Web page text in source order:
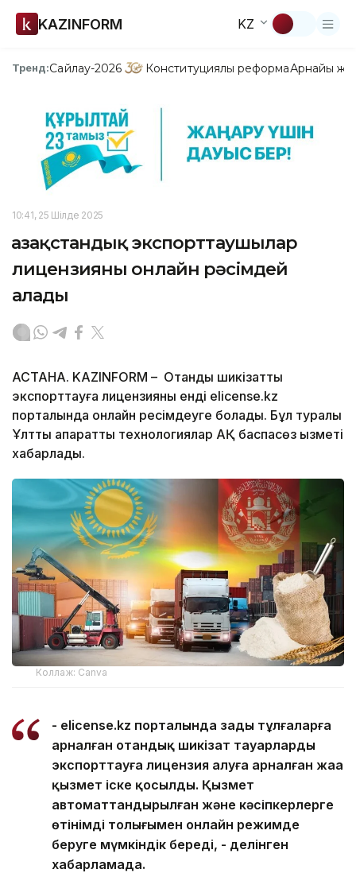
KAZINFORM KZ
Тренд:Сайлау-2026 Конституциялық реформаАрнайы
10:41, 25 Шілде 2025
Қазақстандық экспорттаушылар
лицензияны онлайн рәсімдей
алады
АСТАНА. KAZINFORM – Отандық шикізатты
экспорттауға лицензияны енді elicense.kz
порталында онлайн ресімдеуге болады. Бұл туралы
Ұлттық ақпараттық технологиялар АҚ баспасөз қызметі
хабарлады.
Коллаж: Canva
- elicense.kz порталында заңды тұлғаларға
арналған отандық шикізат тауарларды
экспорттауға лицензия алуға арналған жаңа
қызмет іске қосылды. Қызмет
автоматтандырылған және кәсіпкерлерге
өтінімді толығымен онлайн режимде
беруге мүмкіндік береді, - делінген
хабарламада.